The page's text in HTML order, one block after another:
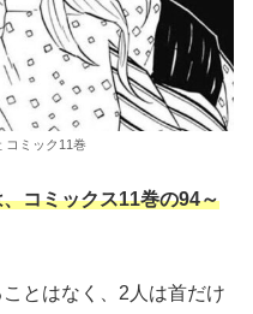
コミック11巻
コミックス11巻の94～
とはなく、2人は首だけ